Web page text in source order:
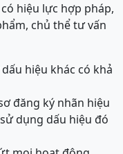
hiệu lực hợp pháp,
chủ thể tư vấn
hiệu khác có khả
đăng ký nhãn hiệu
dụng dấu hiệu đó